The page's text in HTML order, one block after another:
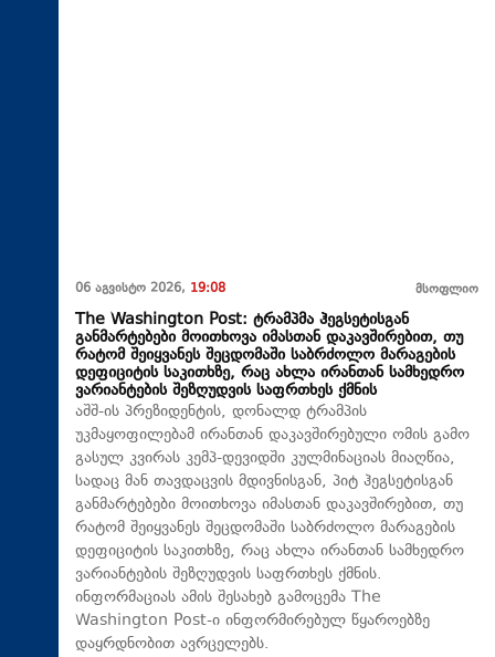
06 აგვისტო 2026, 19:08 მსოფლიო
The Washington Post: ტრამპმა ჰეგსეტისგან
განმარტებები მოითხოვა იმასთან დაკავშირებით, თუ
რატომ შეიყვანეს შეცდომაში საბრძოლო მარაგების
დეფიციტის საკითხზე, რაც ახლა ირანთან სამხედრო
ვარიანტების შეზღუდვის საფრთხეს ქმნის
აშშ-ის პრეზიდენტის, დონალდ ტრამპის
უკმაყოფილებამ ირანთან დაკავშირებული ომის გამო
გასულ კვირას კემპ-დევიდში კულმინაციას მიაღწია,
სადაც მან თავდაცვის მდივნისგან, პიტ ჰეგსეტისგან
განმარტებები მოითხოვა იმასთან დაკავშირებით, თუ
რატომ შეიყვანეს შეცდომაში საბრძოლო მარაგების
დეფიციტის საკითხზე, რაც ახლა ირანთან სამხედრო
ვარიანტების შეზღუდვის საფრთხეს ქმნის.
ინფორმაციას ამის შესახებ გამოცემა The
Washington Post-ი ინფორმირებულ წყაროებზე
დაყრდნობით ავრცელებს.